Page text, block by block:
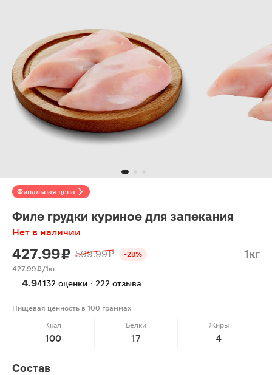
Финальная цена
Филе грудки куриное для запекания
Нет в наличии
427.99 ₽ 599.99 ₽ -28% 1кг
427.99 ₽/1кг
4.94132 оценки · 222 отзыва
Пищевая ценность в 100 граммах
Ккал
100
Белки
17
Жиры
4
Состав